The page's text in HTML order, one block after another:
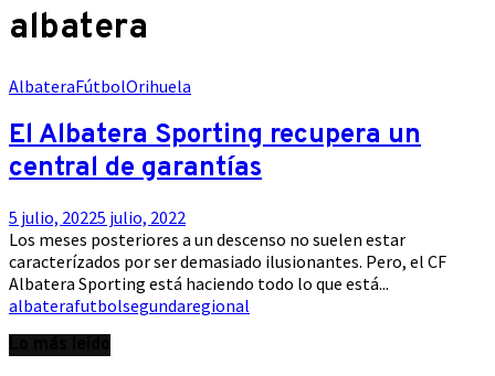
albatera
AlbateraFútbolOrihuela
El Albatera Sporting recupera un
central de garantías
5 julio, 20225 julio, 2022
Los meses posteriores a un descenso no suelen estar
caracterízados por ser demasiado ilusionantes. Pero, el CF
Albatera Sporting está haciendo todo lo que está...
albaterafutbolsegundaregional